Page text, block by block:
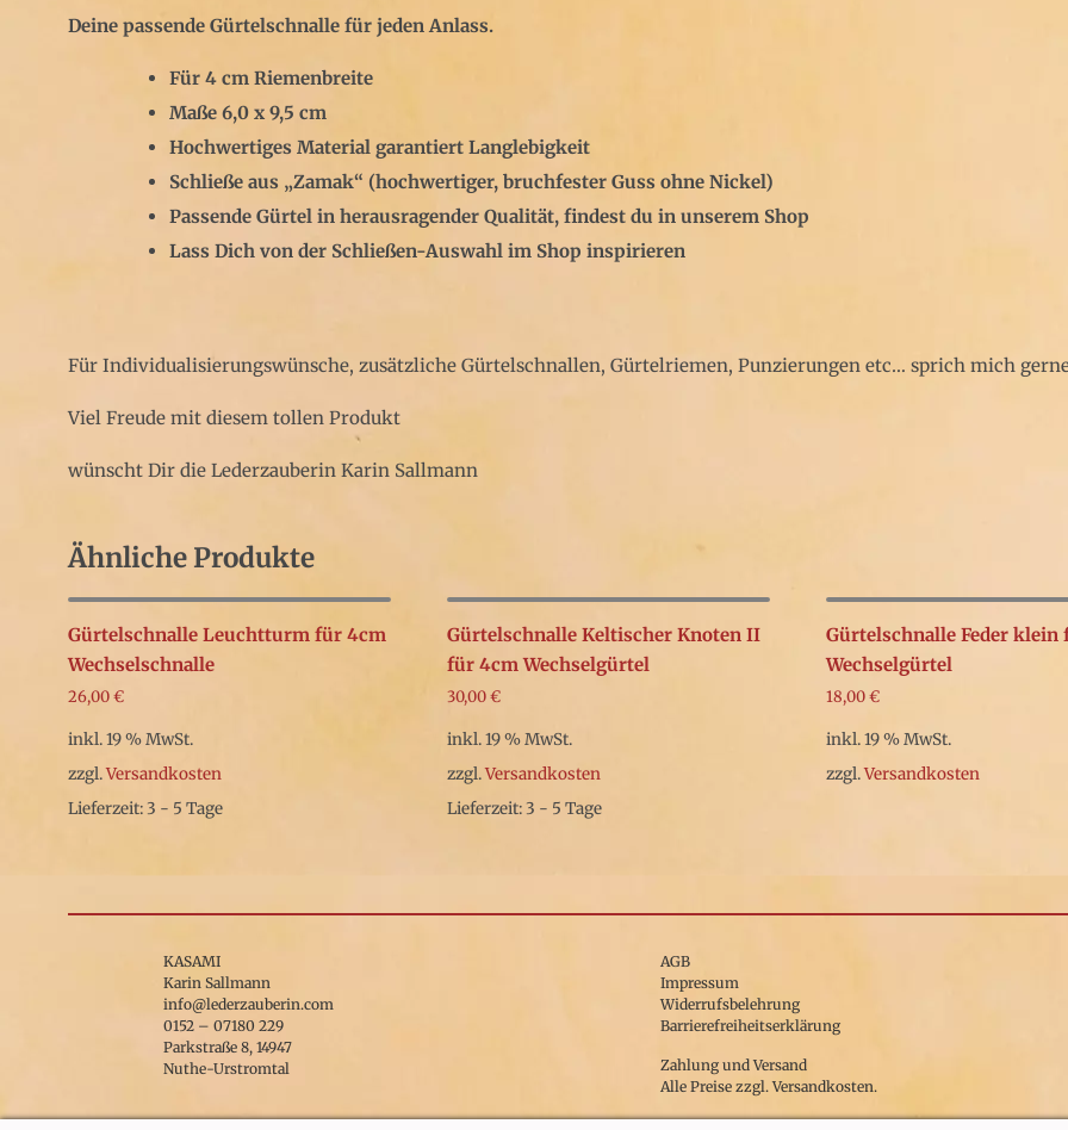
Deine passende Gürtelschnalle für jeden Anlass.
Für 4 cm Riemenbreite
Maße 6,0 x 9,5 cm
Hochwertiges Material garantiert Langlebigkeit
Schließe aus „Zamak“ (hochwertiger, bruchfester Guss ohne Nickel)
Passende Gürtel in herausragender Qualität, findest du in unserem Shop
Lass Dich von der Schließen-Auswahl im Shop inspirieren
Für Individualisierungswünsche, zusätzliche Gürtelschnallen, Gürtelriemen, Punzierungen etc… sprich mich
Viel Freude mit diesem tollen Produkt
wünscht Dir die Lederzauberin Karin Sallmann
Ähnliche Produkte
Gürtelschnalle Leuchtturm für 4cm
Wechselschnalle
26,00€
inkl. 19 % MwSt.
zzgl.Versandkosten
Lieferzeit: 3 - 5 Tage
Gürtelschnalle Keltischer Knoten II
für 4cm Wechselgürtel
30,00€
inkl. 19 % MwSt.
zzgl.Versandkosten
Lieferzeit: 3 - 5 Tage
Gürtelschnalle Feder klein
Wechselgürtel
18,00€
inkl. 19 % MwSt.
zzgl.Versandkosten
KASAMI
Karin Sallmann
info@lederzauberin.com
0152 – 07180 229
Parkstraße 8, 14947
Nuthe-Urstromtal
AGB
Impressum
Widerrufsbelehrung
Barrierefreiheitserklärung
Zahlung und Versand
Alle Preise zzgl. Versandkosten.